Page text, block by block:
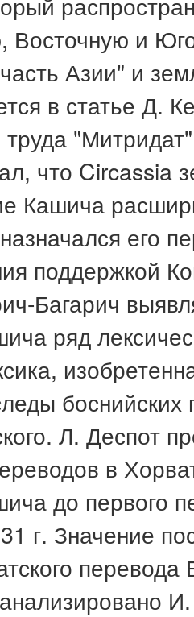
Восточную и
Азии" и
в статье Д.
что Circassia
Кашича
его
поддержкой
Багарич
ряд
боснийских
Л. Деспот
в
до первого
г. Значение